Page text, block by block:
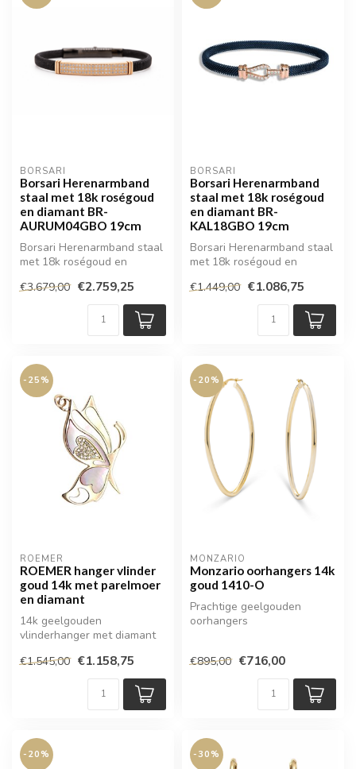
BORSARI
Borsari Herenarmband
staal met 18k roségoud
en diamant BR-
AURUM04GBO 19cm
Borsari Herenarmband staal
met 18k roségoud en
€3.679,00 €2.759,25
BORSARI
Borsari Herenarmband
staal met 18k roségoud
en diamant BR-
KAL18GBO 19cm
Borsari Herenarmband staal
met 18k roségoud en
€1.449,00 €1.086,75
-25%
ROEMER
ROEMER hanger vlinder
goud 14k met parelmoer
en diamant
14k geelgouden
vlinderhanger met diamant
€1.545,00 €1.158,75
-20%
MONZARIO
Monzario oorhangers 14k
goud 1410-O
Prachtige geelgouden
oorhangers
€895,00 €716,00
-20% -30%